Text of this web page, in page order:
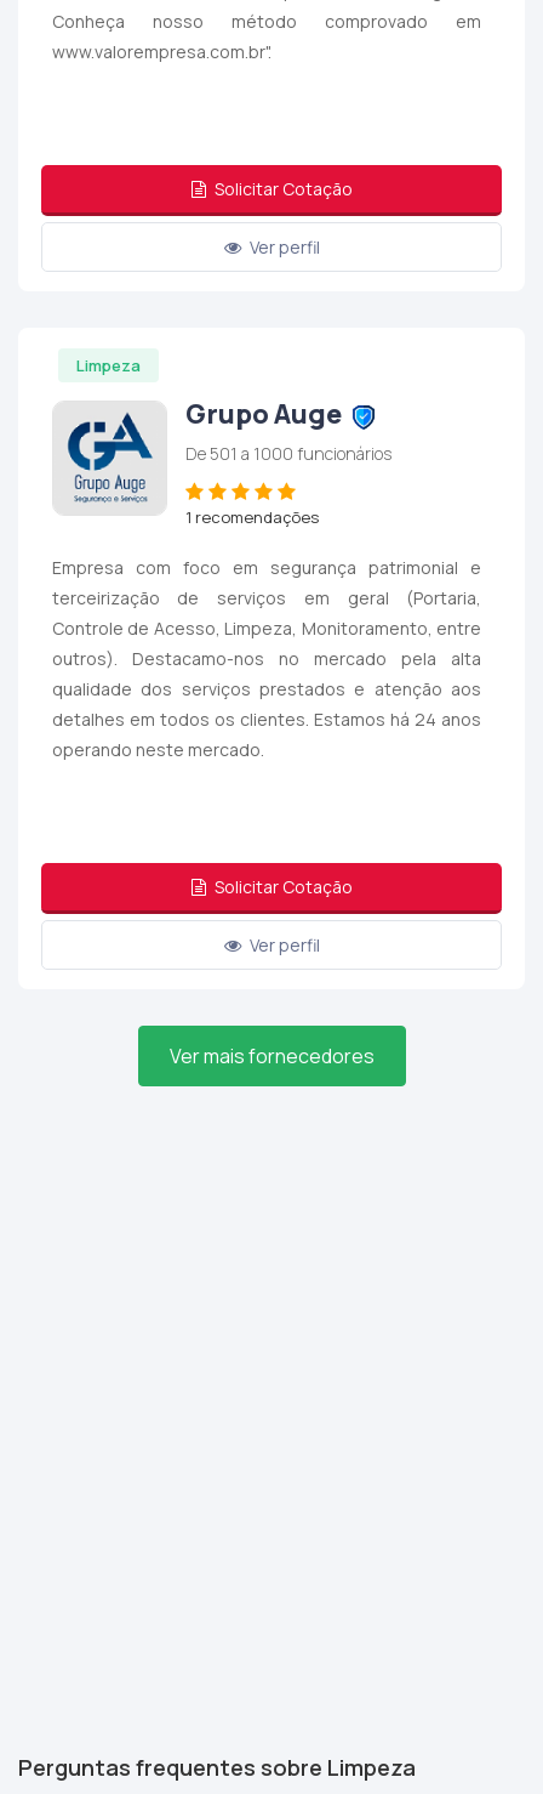
Conheça nosso método comprovado em
www.valorempresa.com.br".
Solicitar Cotação
Ver perfil
Limpeza
Grupo Auge
De 501 a 1000 funcionários
1 recomendações
Empresa com foco em segurança patrimonial e
terceirização de serviços em geral (Portaria,
Controle de Acesso, Limpeza, Monitoramento, entre
outros). Destacamo-nos no mercado pela alta
qualidade dos serviços prestados e atenção aos
detalhes em todos os clientes. Estamos há 24 anos
operando neste mercado.
Solicitar Cotação
Ver perfil
Ver mais fornecedores
Perguntas frequentes sobre Limpeza